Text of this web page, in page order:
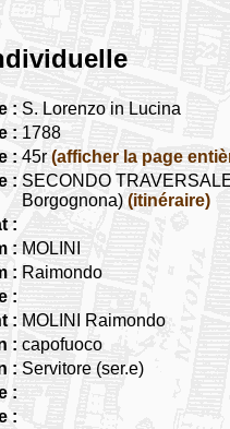
: S. Lorenzo in Lucina
: 1788
: 45r (afficher la page
: SECONDO
Borgognona) (itinéraire)
:
: MOLINI
: Raimondo
:
: MOLINI Raimondo
: capofuoco
: Servitore (ser.e)
:
: